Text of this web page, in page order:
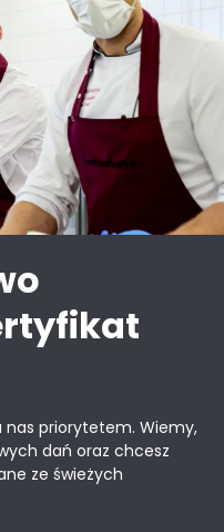
nas priorytetem. Wiemy,
dań oraz chcesz
ze świeżych